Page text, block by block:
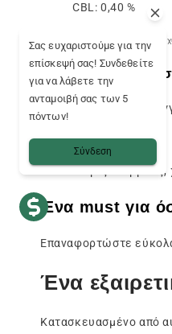
CBL: 0,40 %
Τα φυσικά τερπένια
Έτοιμο προς
Μαγνητικό
Άμεση εισαγωγή
Χωρίς διαρροές,
Ένα must για
Επαναφορτώστε
Ένα
Κατασκευασμένο από
Σας ευχαριστούμε για την
επίσκεψή σας! Συνδεθείτε
για να λάβετε την
ανταμοιβή σας των 5
πόντων!
Σύνδεση